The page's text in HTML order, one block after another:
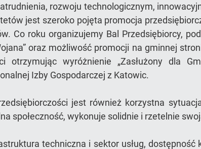
rozwoju technologicznym,
jest szeroko pojęta promocja
Co roku organizujemy Bal Przedsiębiorcy,
oraz możliwość promocji na gminnej
otrzymując wyróżnienie „Zasłużony dla
Izby Gospodarczej z Katowic.
jest również korzystna
społeczność, wykonuje solidnie i rzetelnie
techniczna i sektor usług,